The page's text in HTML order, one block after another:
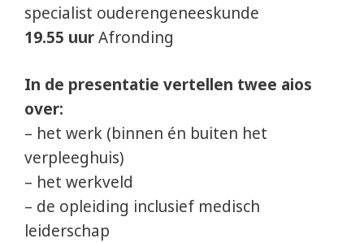
specialist ouderengeneeskunde
19.55 uurAfronding
In de presentatie vertellen twee aios
over:
– het werk (binnen én buiten het
verpleeghuis)
– het werkveld
– de opleiding inclusief medisch
leiderschap